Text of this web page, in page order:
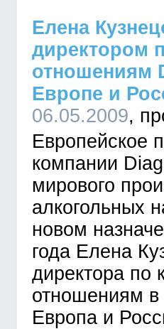
Елена
директором
отношениям
Европе и
06.05.2009
Европейское
компании
мирового
алкогольных
новом
года Елена
директора по
отношениям в
Европа и